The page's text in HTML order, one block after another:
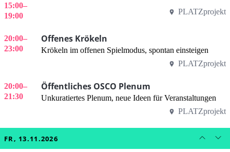
15:00–
19:00
PLATZprojekt
20:00–
23:00
Offenes Krökeln
Krökeln im offenen Spielmodus, spontan einsteigen
PLATZprojekt
20:00–
21:30
Öffentliches OSCO Plenum
Unkuratiertes Plenum, neue Ideen für Veranstaltungen
PLATZprojekt
FR, 13.11.2026